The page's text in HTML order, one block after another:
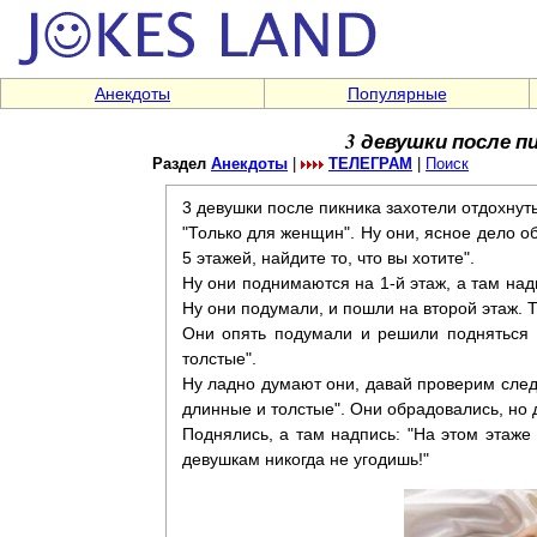
Анекдоты Популярные
3 девушки после
Раздел Анекдоты ТЕЛЕГРАМ Поиск
3 девушки после пикника захотели
"Только для женщин". Ну они, ясное дело
5 этажей, найдите то, что вы хотите".
Ну они поднимаются на 1-й этаж, а там
Ну они подумали, и пошли на второй этаж.
Они опять подумали и решили подняться
толстые".
Ну ладно думают они, давай проверим
длинные и толстые". Они обрадовались,
Поднялись, а там надпись: "На этом этаже
девушкам никогда не угодишь!"